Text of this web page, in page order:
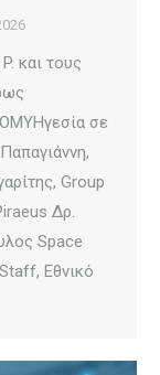
και τους
σε
Group
Δρ.
Space
Εθνικό